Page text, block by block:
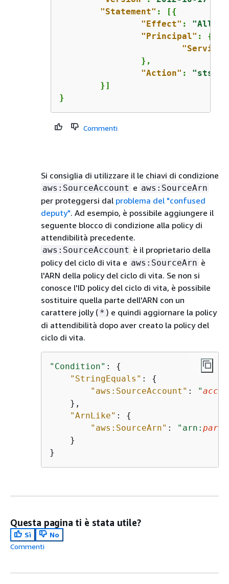
"Statement" : [{
"Effect" : "Allow"
"Principal" : {
"Service"
"Action" :
}
Commenti
Si consiglia di utilizzare il le chiavi di condizione
aws:SourceAccount e aws:SourceArn
per proteggersi dal problema del "confused
deputy". Ad esempio, è possibile aggiungere il
seguente blocco di condizione alla policy di
attendibilità precedente.
aws:SourceAccount è il proprietario della
policy del ciclo di vita e aws:SourceArn è
l'ARN della policy del ciclo di vita. Se non si
conosce l'ID policy del ciclo di vita, è possibile
sostituire quella parte dell'ARN con un
carattere jolly ( * ) e quindi aggiornare la policy
di attendibilità dopo aver creato la policy del
ciclo di vita.
"Condition" : {
"StringEquals" : {
"aws:SourceAccount" : "
    },
"ArnLike" : {
"aws:SourceArn" : "arn:
    }
}
Questa pagina ti è stata utile?
Sì
No
Commenti